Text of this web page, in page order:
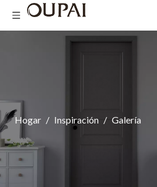
Hogar / Inspiración / Galería